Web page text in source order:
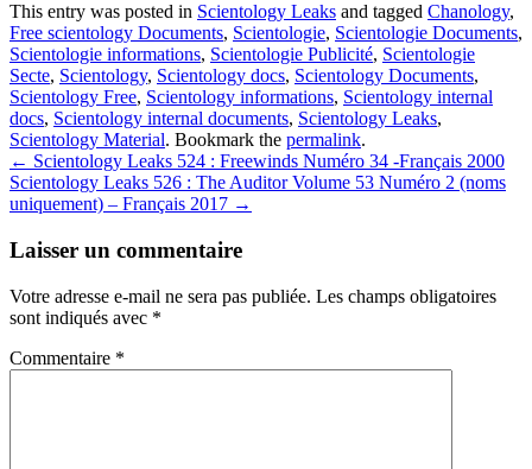
This entry was posted in Scientology Leaks and tagged Chanology,
Free scientology Documents, Scientologie, Scientologie Documents,
Scientologie informations, Scientologie Publicité, Scientologie
Secte, Scientology, Scientology docs, Scientology Documents,
Scientology Free, Scientology informations, Scientology internal
docs, Scientology internal documents, Scientology Leaks,
Scientology Material. Bookmark the permalink.
Post
navigation
← Scientology Leaks 524 : Freewinds Numéro 34 -Français 2000
Scientology Leaks 526 : The Auditor Volume 53 Numéro 2 (noms
uniquement) – Français 2017 →
Laisser un commentaire
Votre adresse e-mail ne sera pas publiée. Les champs obligatoires
sont indiqués avec *
Commentaire *